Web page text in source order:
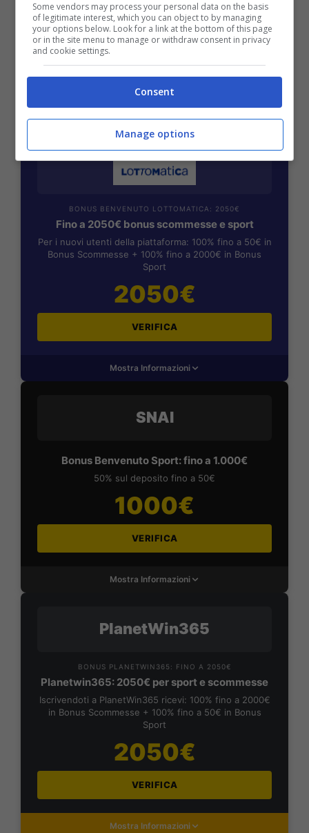
Per i nuovi registrati: 100% fino a 2.000€ in Bonus
Scommesse + 50% del primo deposito fino a 50€
2050€
VERIFICA
Mostra Informazioni
BONUS BENVENUTO LOTTOMATICA: 2050€
Fino a 2050€ bonus scommesse e sport
Per i nuovi utenti della piattaforma: 100% fino a 50€ in
Bonus Scommesse + 100% fino a 2000€ in Bonus
Sport
2050€
VERIFICA
Mostra Informazioni
SNAI
Bonus Benvenuto Sport: fino a 1.000€
50% sul deposito fino a 50€
1000€
VERIFICA
Mostra Informazioni
PlanetWin365
BONUS PLANETWIN365: FINO A 2050€
Planetwin365: 2050€ per sport e scommesse
Iscrivendoti a PlanetWin365 ricevi: 100% fino a 2000€
in Bonus Scommesse + 100% fino a 50€ in Bonus
Sport
2050€
VERIFICA
Mostra Informazioni
Some vendors may process your personal data on the basis
of legitimate interest, which you can object to by managing
your options below. Look for a link at the bottom of this page
or in the site menu to manage or withdraw consent in privacy
and cookie settings.
Consent
Manage options